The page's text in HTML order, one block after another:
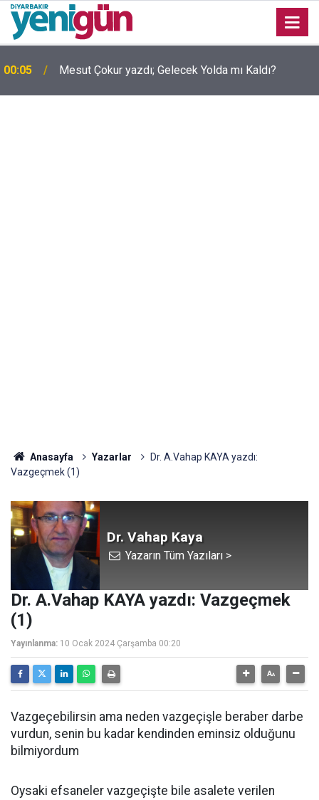
00:05 Mesut Çokur yazdı; Gelecek Yolda mı Kaldı?
Anasayfa Yazarlar
Dr. A.Vahap KAYA yazdı:
Vazgeçmek (1)
Dr. Vahap Kaya
Yazarın Tüm Yazıları >
Dr. A.Vahap KAYA yazdı: Vazgeçmek
(1)
Yayınlanma: 10 Ocak 2024 Çarşamba 00:20
Vazgeçebilirsin ama neden vazgeçişle beraber darbe
vurdun, senin bu kadar kendinden eminsiz olduğunu
bilmiyordum
Oysaki efsaneler vazgeçişte bile asalete verilen